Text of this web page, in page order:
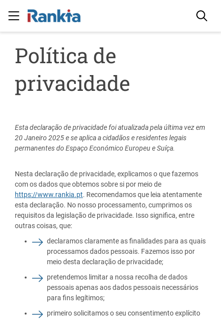
Política de
privacidade
Esta declaração de privacidade foi atualizada pela última vez em
20 Janeiro 2025 e se aplica a cidadãos e residentes legais
permanentes do Espaço Económico Europeu e Suíça.
Nesta declaração de privacidade, explicamos o que fazemos
com os dados que obtemos sobre si por meio de
https://www.rankia.pt. Recomendamos que leia atentamente
esta declaração. No nosso processamento, cumprimos os
requisitos da legislação de privacidade. Isso significa, entre
outras coisas, que:
declaramos claramente as finalidades para as quais
processamos dados pessoais. Fazemos isso por
meio desta declaração de privacidade;
pretendemos limitar a nossa recolha de dados
pessoais apenas aos dados pessoais necessários
para fins legítimos;
primeiro solicitamos o seu consentimento explícito